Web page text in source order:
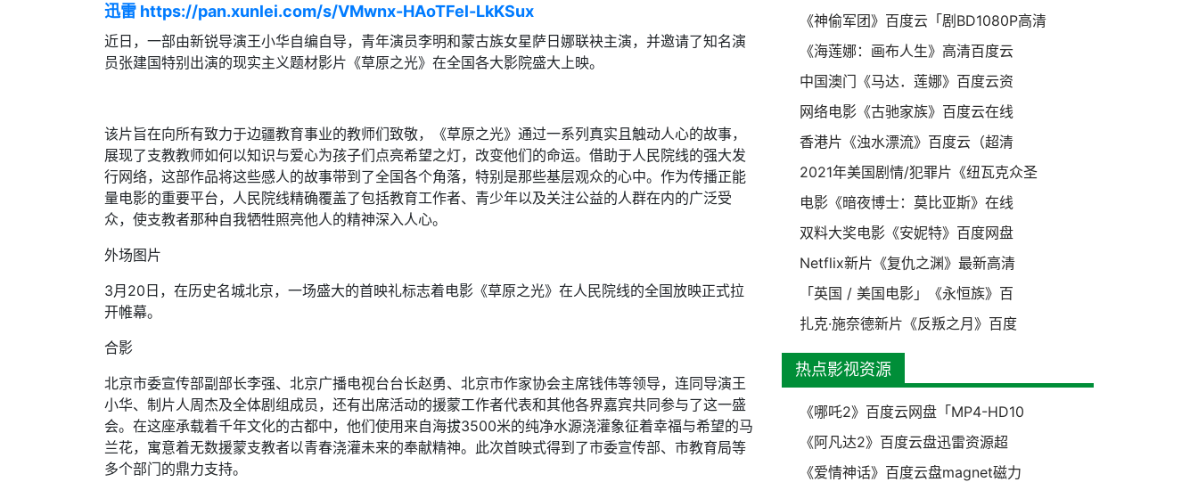
迅雷 https://pan.xunlei.com/s/VMwnx-HAoTFel-LkKSux
近日，一部由新锐导演王小华自编自导，青年演员李明和蒙古族女星萨日娜联袂主演，并邀请了知名演
员张建国特别出演的现实主义题材影片《草原之光》在全国各大影院盛大上映。
该片旨在向所有致力于边疆教育事业的教师们致敬，《草原之光》通过一系列真实且触动人心的故事，
展现了支教教师如何以知识与爱心为孩子们点亮希望之灯，改变他们的命运。借助于人民院线的强大发
行网络，这部作品将这些感人的故事带到了全国各个角落，特别是那些基层观众的心中。作为传播正能
量电影的重要平台，人民院线精确覆盖了包括教育工作者、青少年以及关注公益的人群在内的广泛受
众，使支教者那种自我牺牲照亮他人的精神深入人心。
外场图片
3月20日，在历史名城北京，一场盛大的首映礼标志着电影《草原之光》在人民院线的全国放映正式拉
开帷幕。
合影
北京市委宣传部副部长李强、北京广播电视台台长赵勇、北京市作家协会主席钱伟等领导，连同导演王
小华、制片人周杰及全体剧组成员，还有出席活动的援蒙工作者代表和其他各界嘉宾共同参与了这一盛
会。在这座承载着千年文化的古都中，他们使用来自海拔3500米的纯净水源浇灌象征着幸福与希望的马
兰花，寓意着无数援蒙支教者以青春浇灌未来的奉献精神。此次首映式得到了市委宣传部、市教育局等
多个部门的鼎力支持。
《神偷军团》百度云「剧BD1080P高清
《海莲娜：画布人生》高清百度云
中国澳门《马达．莲娜》百度云资
网络电影《古驰家族》百度云在线
香港片《浊水漂流》百度云（超清
2021年美国剧情/犯罪片《纽瓦克众圣
电影《暗夜博士：莫比亚斯》在线
双料大奖电影《安妮特》百度网盘
Netflix新片《复仇之渊》最新高清
「英国 / 美国电影」《永恒族》百
扎克·施奈德新片《反叛之月》百度
热点影视资源
《哪吒2》百度云网盘「MP4-HD10
《阿凡达2》百度云盘迅雷资源超
《爱情神话》百度云盘magnet磁力